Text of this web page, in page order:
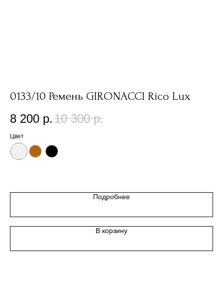
0133/10 Ремень GIRONACCI Rico Lux
8 200 р.10 300 р.
Цвет
Подробнее
В корзину